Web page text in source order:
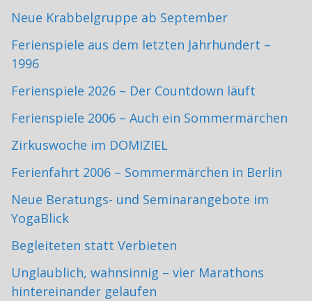
Neue Krabbelgruppe ab September
Ferienspiele aus dem letzten Jahrhundert –
1996
Ferienspiele 2026 – Der Countdown läuft
Ferienspiele 2006 – Auch ein Sommermärchen
Zirkuswoche im DOMIZIEL
Ferienfahrt 2006 – Sommermärchen in Berlin
Neue Beratungs- und Seminarangebote im
YogaBlick
Begleiteten statt Verbieten
Unglaublich, wahnsinnig – vier Marathons
hintereinander gelaufen